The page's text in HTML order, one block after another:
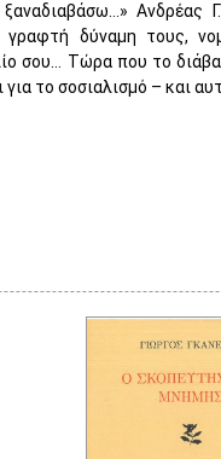
Ανδρέας
γραφτή δύναμη τους,
σου… Τώρα που το
για το σοσιαλισμό – και